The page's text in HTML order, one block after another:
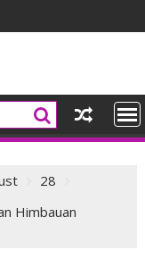
28
Himbauan